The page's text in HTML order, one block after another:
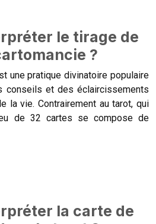
le tirage de
?
une pratique divinatoire populaire
conseils et des éclaircissements
la vie. Contrairement au tarot, qui
de 32 cartes se compose de
la carte de